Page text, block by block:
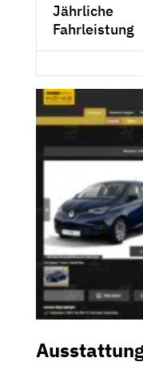
Jährliche
Fahrleistung